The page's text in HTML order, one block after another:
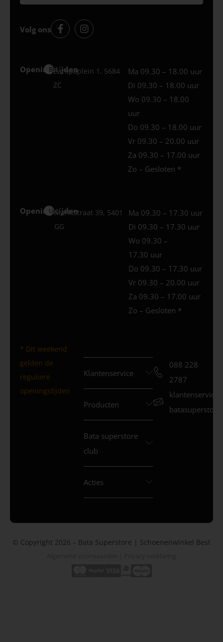
Volg ons
Openingstijden
Best
Europaplein 1, 5684
ZC
Ma 09.30 – 18.00 uur
Di 09.30 – 18.00 uur
Wo 09.30 – 18.00
uur
Do 09.30 – 18.00 uur
Vr 09.30 – 20.00 uur
Za 09.30 – 17.00 uur
Zo – Gesloten *
Openingstijden
Uden
Marktstraat 39, 5401
GG
Ma 09.30 – 17.30 uur
Di 09.30 – 17.30 uur
Wo 09.30 –
17.30 uur
Do 09.30 – 17.30 uur
Vr 09.30 – 20.00 uur
Za 09.30 – 17.00 uur
Zo – Gesloten *
* Dit weekend
gelden de
reguliere
openingstijden
Klantenservice
Producten
Bata superstore
club
Acties
088 228
2787
© Copyright 2026 – Bata Superstore | Schoenenwinkel Best